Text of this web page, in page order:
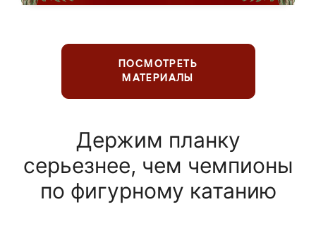
ПОСМОТРЕТЬ
МАТЕРИАЛЫ
Держим планку
серьезнее, чем чемпионы
по фигурному катанию